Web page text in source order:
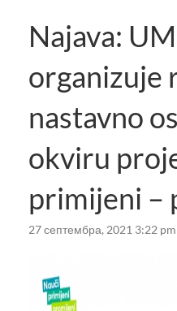
Najava:
organizuje
nastavno
okviru
primijeni –
27 септембра, 2021 3:22 pm